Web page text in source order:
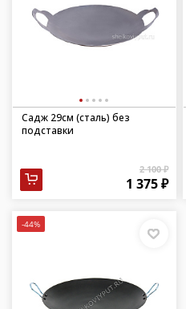
Садж 29см (сталь) без
подставки
2 100 ₽
1 375 ₽
-44%